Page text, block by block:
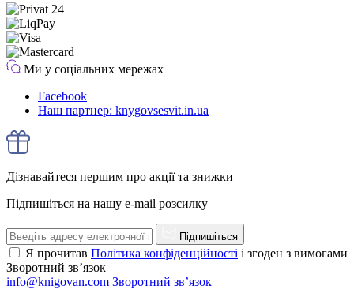
Ми у соціальних мережах
Facebook
Наш партнер: knygovsesvit.in.ua
Дізнавайтеся першим про акції та знижки
Підпишіться на нашу e-mail розсилку
Підпишіться
Я прочитав Політика конфіденційності і згоден з вимогами
Зворотний зв’язок
info@knigovan.com Зворотний зв’язок